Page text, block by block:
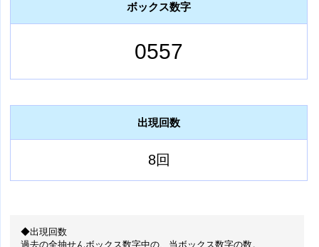
ボックス数字
0557
出現回数
8回
◆出現回数
過去の全抽せんボックス数字中の、当ボックス数字の数。